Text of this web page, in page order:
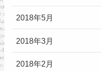
2018年5月
2018年3月
2018年2月